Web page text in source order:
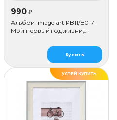
990 ₽
Альбом Image art PB11/B017
Мой первый год жизни,
Купить
УСПЕЙ КУПИТЬ